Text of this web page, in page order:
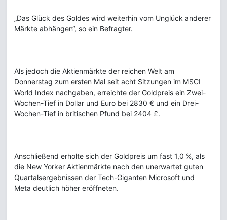
„Das Glück des Goldes wird weiterhin vom Unglück anderer
Märkte abhängen“, so ein Befragter.
Als jedoch die Aktienmärkte der reichen Welt am
Donnerstag zum ersten Mal seit acht Sitzungen im MSCI
World Index nachgaben, erreichte der Goldpreis ein Zwei-
Wochen-Tief in Dollar und Euro bei 2830 € und ein Drei-
Wochen-Tief in britischen Pfund bei 2404 £.
Anschließend erholte sich der Goldpreis um fast 1,0 %, als
die New Yorker Aktienmärkte nach den unerwartet guten
Quartalsergebnissen der Tech-Giganten Microsoft und
Meta deutlich höher eröffneten.